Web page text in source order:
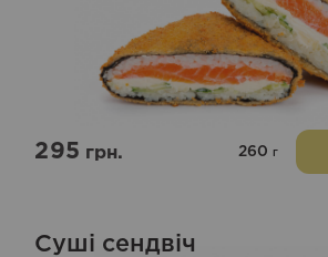
295грн. 260 г
Суші сендвіч